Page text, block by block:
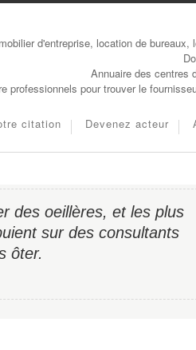
d'entreprise, location de bureaux,
Annuaire des centres
professionnels pour trouver le
citation Devenez acteur
des oeillères, et les plus
sur des consultants
ôter.